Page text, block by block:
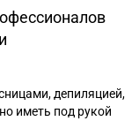
депиляцией,
иметь под рукой